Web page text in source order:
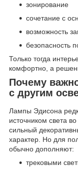
зонирование
сочетание с
возможность
безопасность
Только тогда
комфортно, а
Почему
с другим
Лампы Эдисона
источником света
сильный
характер. Но для
обычно дополняют:
трековыми